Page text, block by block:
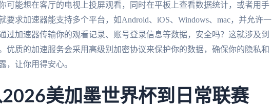
可能想在客厅的电视上投屏观看，同时在平板上查看数据统计，或者用手
要求加速器能支持多个平台，如Android、iOS、Windows、mac，并允许一
过加速器传输你的观看记录、账号登录信息等数据，安全吗？这就涉及到
优质的加速服务会采用高级别加密协议来保护你的数据，确保你的隐私和
，让你用得安心。
美加墨世界杯到日常联赛